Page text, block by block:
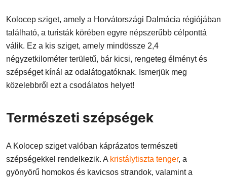
Kolocep sziget, amely a Horvátországi Dalmácia régiójában
található, a turisták körében egyre népszerűbb célponttá
válik. Ez a kis sziget, amely mindössze 2,4
négyzetkilométer területű, bár kicsi, rengeteg élményt és
szépséget kínál az odalátogatóknak. Ismerjük meg
közelebbről ezt a csodálatos helyet!
Természeti szépségek
A Kolocep sziget valóban káprázatos természeti
szépségekkel rendelkezik. A kristálytiszta tenger, a
gyönyörű homokos és kavicsos strandok, valamint a